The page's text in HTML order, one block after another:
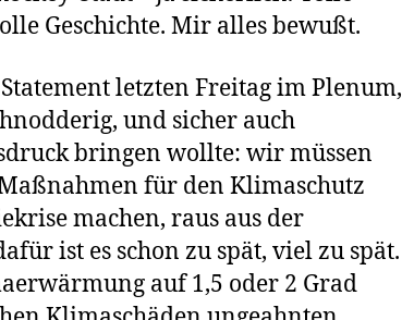
Geschichte. Mir alles bewußt.
letzten Freitag im Plenum,
und sicher auch
bringen wollte: wir müssen
für den Klimaschutz
machen, raus aus der
ist es schon zu spät, viel zu spät.
auf 1,5 oder 2 Grad